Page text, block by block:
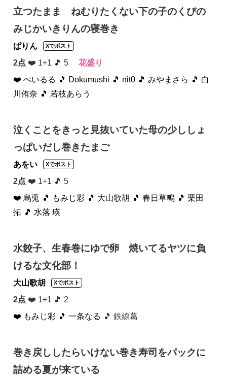
立つたまま ねむりたくない下の子のくびの
みじかいきりんの寝巻き
ぱりん Xでポスト
2点 ❤️ 1+1 🎵 5
花盛り
❤️ ぺいるる 🎵 Dokumushi 🎵 nit0 🎵 みやまさら 🎵 白
川侑奈 🎵 若枝あらう
泣くことをきっと見抜いていた母の少ししょ
っぱいだし巻きたまご
あをい Xでポスト
2点 ❤️ 1+1 🎵 5
❤️ 烏兎 🎵 もみじ彩 🎵 大山歌胡 🎵 春日草鴫 🎵 栗田
拓 🎵 水落 瑛
水餃子、生春巻にゆで卵 焼いてるヤツに負
けるな文化部！
大山歌胡 Xでポスト
2点 ❤️ 1+1 🎵 2
❤️ もみじ彩 🎵 一条なる 🎵 鉄線葛
巻き戻ししたらいけない巻き寿司をパックに
詰める夏が来ている